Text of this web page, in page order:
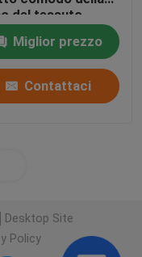
del tessuto
Miglior prezzo
Contattaci
Desktop Site
Policy